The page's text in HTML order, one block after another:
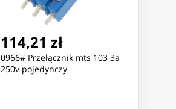
Nowość
114,21 zł
0966# Przełącznik mts 103 3a
250v pojedynczy